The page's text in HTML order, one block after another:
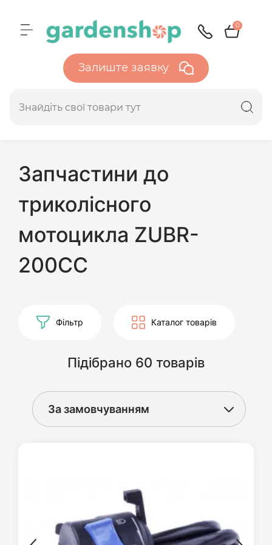
0
Залиште заявку
Запчастини до
триколісного
мотоцикла ZUBR-
200CC
Фільтр Каталог товарів
Підібрано 60 товарів